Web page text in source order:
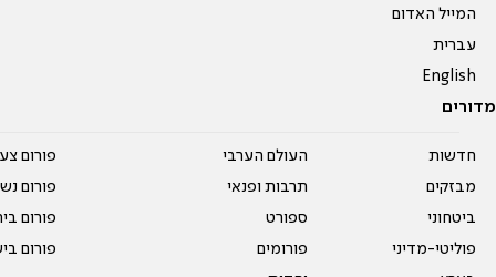
המייל האדום
עברית
English
מדורים
חדשות
מבזקים
ביטחוני
פוליטי-מדיני
העולם הערבי
תרבות ופנאי
ספורט
פורומים
פורום
פורום
פורום
פורום